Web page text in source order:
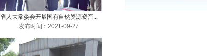
省人大常委会开展国有自然资源资产...
发布时间：2021-09-27